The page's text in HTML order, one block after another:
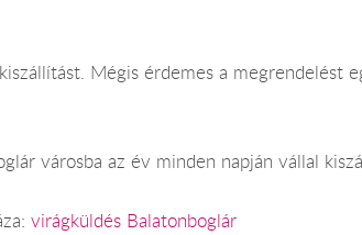
Mégis érdemes a megrendelést
városba az év minden napján vállal
virágküldés Balatonboglár